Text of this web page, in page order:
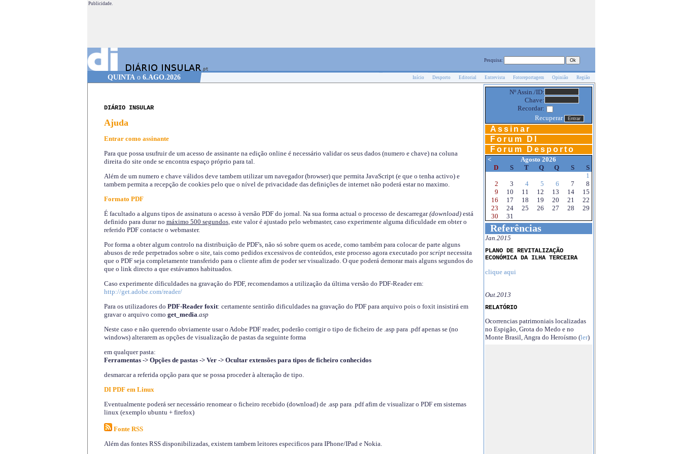
Publicidade.
Pesquisa:
QUINTA o 6.AGO.2026 Início Desporto Editorial Entrevista Fotoreportagem Opinião Região
DIÁRIO INSULAR
Ajuda
Entrar como assinante
Para que possa usufruir de um acesso de assinante na edição online é necessário validar os seus dados (numero e chave) na coluna
direita do site onde se encontra espaço próprio para tal.
Além de um numero e chave válidos deve tambem utilizar um navegador (browser) que permita JavaScript (e que o tenha activo) e
tambem permita a recepção de cookies pelo que o nível de privacidade das definições de internet não poderá estar no maximo.
Formato PDF
É facultado a alguns tipos de assinatura o acesso à versão PDF do jornal. Na sua forma actual o processo de descarregar(download)está
definido para durar no máximo 500 segundos, este valor é ajustado pelo webmaster, caso experimente alguma dificuldade em obter o
referido PDF contacte o webmaster.
Por forma a obter algum controlo na distribuição de PDF's, não só sobre quem os acede, como também para colocar de parte alguns
abusos de rede perpetrados sobre o site, tais como pedidos excessivos de conteúdos, este processo agora executado porscriptnecessita
que o PDF seja completamente transferido para o cliente afim de poder ser visualizado. O que poderá demorar mais alguns segundos do
que o link directo a que estávamos habituados.
Caso experimente díficuldades na gravação do PDF, recomendamos a utilização da última versão do PDF-Reader em:
http://get.adobe.com/reader/
Para os utilizadores do PDF-Reader foxit: certamente sentirão dificuldades na gravação do PDF para arquivo pois o foxit insistirá em
gravar o arquivo como get_media.asp
Neste caso e não querendo obviamente usar o Adobe PDF reader, poderão corrigir o tipo de ficheiro de .asp para .pdf apenas se (no
windows) alterarem as opções de visualização de pastas da seguinte forma
em qualquer pasta:
Ferramentas -> Opções de pastas -> Ver -> Ocultar extensões para tipos de ficheiro conhecidos
desmarcar a referida opção para que se possa proceder à alteração de tipo.
DI PDF em Linux
Eventualmente poderá ser necessário renomear o ficheiro recebido (download) de .asp para .pdf afim de visualizar o PDF em sistemas
linux (exemplo ubuntu + firefox)
Fonte RSS
Além das fontes RSS disponibilizadas, existem tambem leitores especificos para IPhone/IPad e Nokia.
Nº Assin./ID:
Chave:
Recordar:
Recuperar
Assinar
Forum DI
Forum Desporto
<
Agosto 2026
D
S T Q Q S
S
1
2
3 4 5 6 7
8
9
10 11 12 13 14
15
16
17 18 19 20 21
22
23
24 25 26 27 28
29
30
31
Referências
Jan.2015
PLANO DE REVITALIZAÇÃO
ECONÓMICA DA ILHA TERCEIRA
clique aqui
Out.2013
RELATÓRIO
Ocorrencias patrimoniais localizadas
no Espigão, Grota do Medo e no
Monte Brasil, Angra do Heroísmo (ler)